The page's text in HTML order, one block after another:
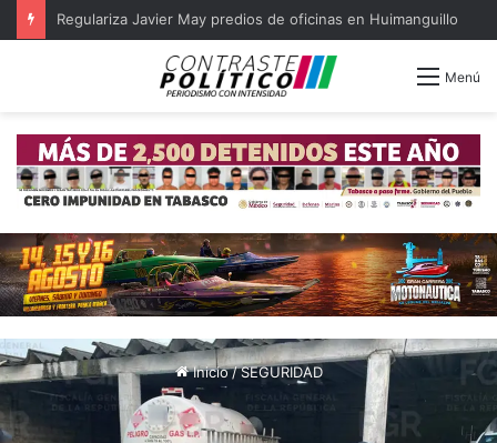
Regulariza Javier May predios de oficinas en Huimanguillo
Menú
Inicio/SEGURIDAD